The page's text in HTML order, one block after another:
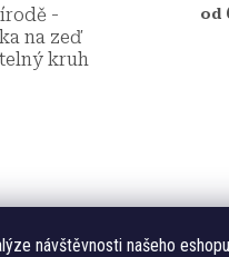
návštěvnosti našeho
-
na zeď
kruh
od